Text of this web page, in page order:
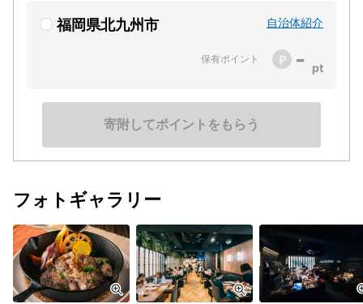
福岡県北九州市 自治体紹介
保有ポイント -
寄附してポイントをもらう
フォトギャラリー